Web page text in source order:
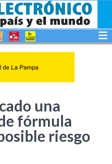
una
fórmula
riesgo